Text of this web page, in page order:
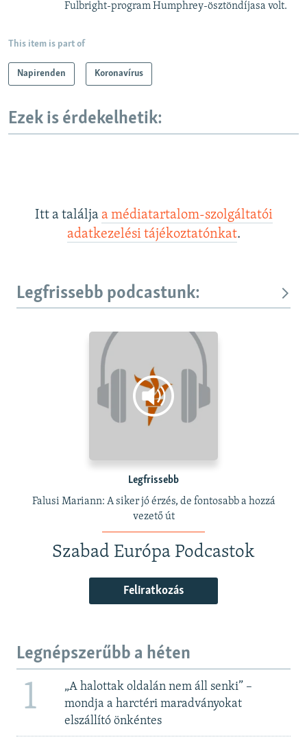
Fulbright-program Humphrey-ösztöndíjasa volt.
This item is part of
Napirenden Koronavírus
Ezek is érdekelhetik:
Itt a találja a médiatartalom-szolgáltatói
adatkezelési tájékoztatónkat.
Legfrissebb podcastunk:
Legfrissebb
Falusi Mariann: A siker jó érzés, de fontosabb a hozzá
vezető út
Szabad Európa Podcastok
Feliratkozás
Legnépszerűbb a héten
1
„A halottak oldalán nem áll senki” –
mondja a harctéri maradványokat
elszállító önkéntes